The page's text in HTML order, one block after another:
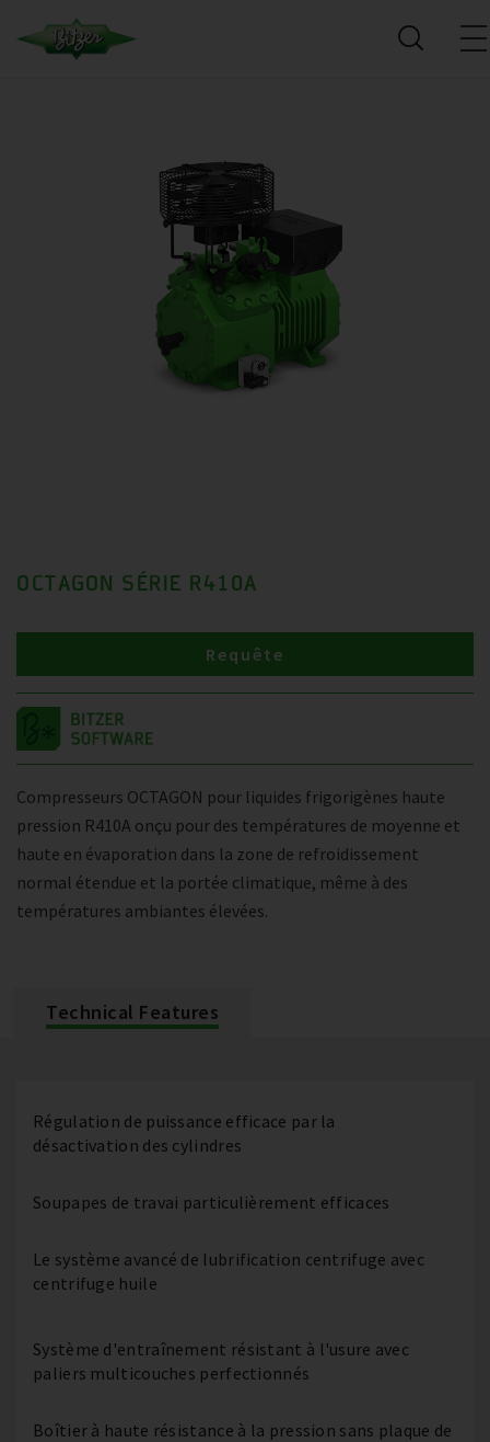
OCTAGON SÉRIE R410A
Compresseurs OCTAGON pour liquides frigorigènes haute
pression R410A onçu pour des températures de moyenne et
haute en évaporation dans la zone de refroidissement
normal étendue et la portée climatique, même à des
températures ambiantes élevées.
Requête
Technical Features
Régulation de puissance efficace par la
désactivation des cylindres
Soupapes de travai particulièrement efficaces
Le système avancé de lubrification centrifuge avec
centrifuge huile
Système d'entraînement résistant à l'usure avec
paliers multicouches perfectionnés
Boîtier à haute résistance à la pression sans plaque de